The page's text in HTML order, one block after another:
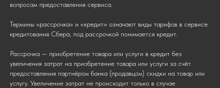
вопросам предоставления сервиса.
Термины «рассрочка» и «кредит» означают виды тарифов в сервисе
кредитования Сбера, под рассрочкой понимается кредит.
Рассрочка — приобретение товара или услуги в кредит без
увеличения затрат на приобретение товара или услуги за счёт
предоставления партнёром банка (продавцом) скидки на товар или
услугу. Увеличение затрат не происходит только в случае